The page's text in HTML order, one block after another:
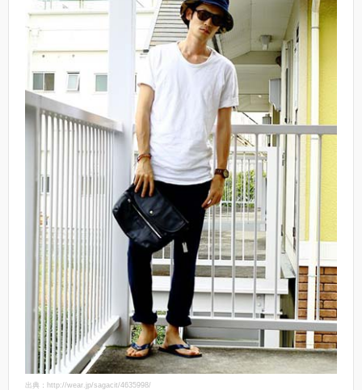
出典：http://wear.jp/sagacit/4635998/